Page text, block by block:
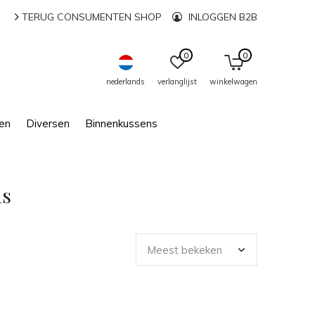
Diversen Binnenkussens
nederlands verlanglijst
0
winkelwagen
0
TERUG CONSUMENTEN SHOP INLOGGEN B2B